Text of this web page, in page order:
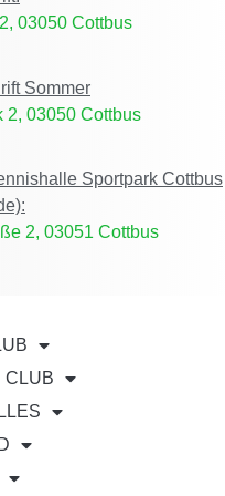
03050 Cottbus
Sommer
2, 03050 Cottbus
Sportpark Cottbus
2, 03051 Cottbus
CLUB